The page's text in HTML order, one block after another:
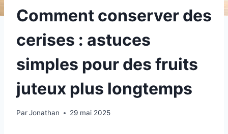
Comment conserver des
cerises : astuces
simples pour des fruits
juteux plus longtemps
ParJonathan 29 mai 2025